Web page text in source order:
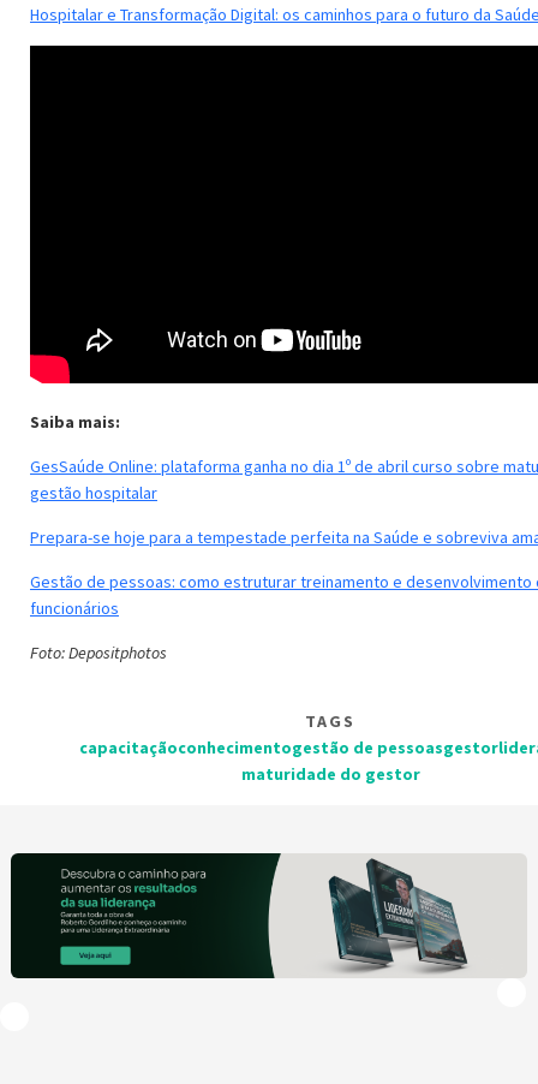
Hospitalar e Transformação Digital: os caminhos para o futuro da
Saiba mais:
GesSaúde Online: plataforma ganha no dia 1º de abril curso sobre
gestão hospitalar
Prepara-se hoje para a tempestade perfeita na Saúde e sobreviva
Gestão de pessoas: como estruturar treinamento e desenvolvimento
funcionários
Foto: Depositphotos
TAGS
capacitaçãoconhecimentogestão de pessoasgestor
maturidade do gestor